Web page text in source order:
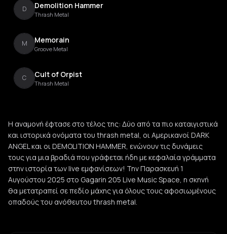
D Demolition Hammer
Thrash Metal
M Memorain
Groove Metal
C Cult of Orpist
Thrash Metal
Η αναμονή έφτασε στο τέλος της: Δύο από τα πιο καταιγιστικά
και ιστορικά ονόματα του thrash metal, οι Αμερικανοί DARK
ANGEL και οι DEMOLITION HAMMER, ενώνουν τις δυνάμεις
τους για μια βραδιά που γράφεται ήδη με κεφαλαία γράμματα
στην ιστορία των live εμφανίσεων! Την Παρασκευή 1
Αυγούστου 2025 στο Gagarin 205 Live Music Space, η σκηνή
θα μετατραπεί σε πεδίο μάχης για όλους τους αφοσιωμένους
οπαδούς του ανόθευτου thrash metal.